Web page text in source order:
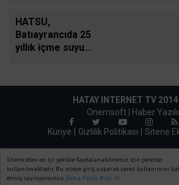
Sitemizden en iyi şekilde faydalanabilmeniz için çerezler
kullanılmaktadır. Bu siteye giriş yaparak çerez kullanımını
etmiş sayılıyorsunuz. Daha Fazla Bilgi Al
HATSU,
Batıayrancıda 25
yıllık içme suyu
HATAY INTERNET TV
Onemsoft |
Haber
Künye
Gizlilik Politikası Sitene
Ana Sayfa Web TV